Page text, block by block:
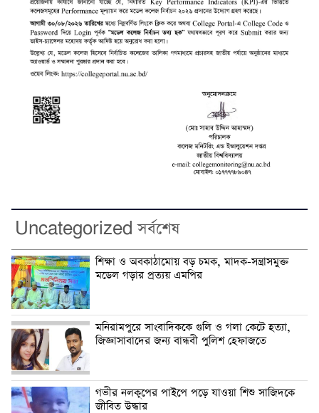
Uncategorized সর্বশেষ
শিক্ষা ও অবকাঠামোয় বড় চমক, মাদক-সন্ত্রাসমুক্ত
মডেল গড়ার প্রত্যয় এমপির
মনিরামপুরে সাংবাদিককে গুলি ও গলা কেটে হত্যা,
জিজ্ঞাসাবাদের জন্য বান্ধবী পুলিশ হেফাজতে
গভীর নলকূপের পাইপে পড়ে যাওয়া শিশু সাজিদকে
জীবিত উদ্ধার